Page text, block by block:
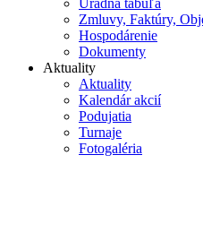
Zmluvy, Faktúry,
Hospodárenie
Dokumenty
Aktuality
Aktuality
Kalendár akcií
Podujatia
Turnaje
Fotogaléria